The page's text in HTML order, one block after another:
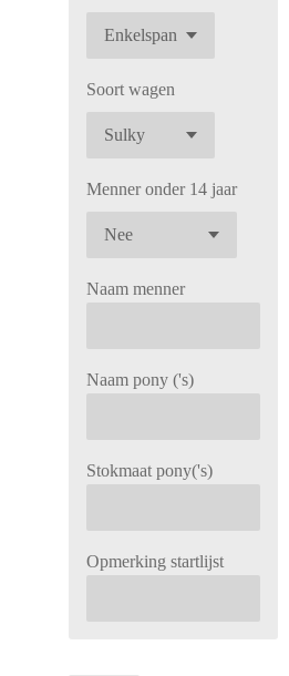
Soort wagen
Menner onder 14 jaar
Naam menner
Naam pony ('s)
Stokmaat pony('s)
Opmerking startlijst